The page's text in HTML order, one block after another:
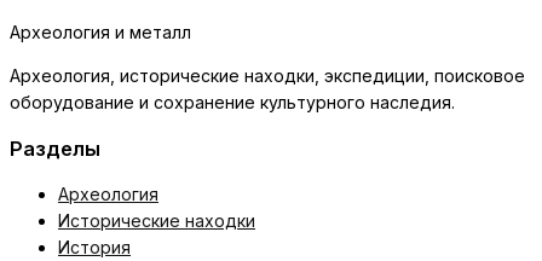
Археология и металл
Археология, исторические находки, экспедиции, поисковое
оборудование и сохранение культурного наследия.
Разделы
Археология
Исторические находки
История